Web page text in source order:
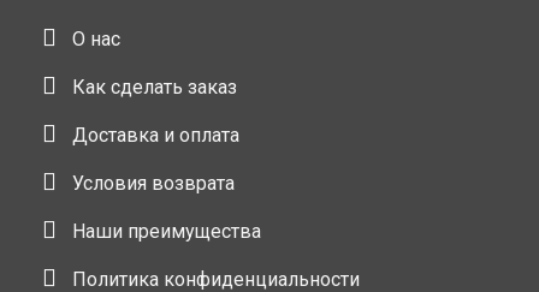
О нас
Как сделать заказ
Доставка и оплата
Условия возврата
Наши преимущества
Политика конфиденциальности